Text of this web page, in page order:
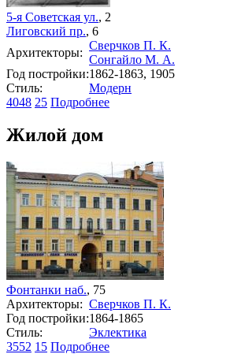
5-я Советская ул., 2
Лиговский пр., 6
Архитекторы:
Сверчков П. К.
Сонгайло М. А.
Год постройки:1862-1863, 1905
Стиль:
Модерн
4048 25 Подробнее
Жилой дом
Фонтанки наб., 75
Архитекторы: Сверчков П. К.
Год постройки:1864-1865
Стиль:
Эклектика
3552 15 Подробнее